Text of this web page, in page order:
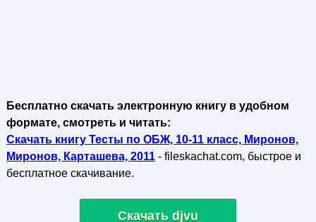
Бесплатно скачать электронную книгу в удобном
формате, смотреть и читать:
Скачать книгу Тесты по ОБЖ, 10-11 класс, Миронов,
Миронов, Карташева, 2011- fileskachat.com, быстрое и
бесплатное скачивание.
Скачать djvu